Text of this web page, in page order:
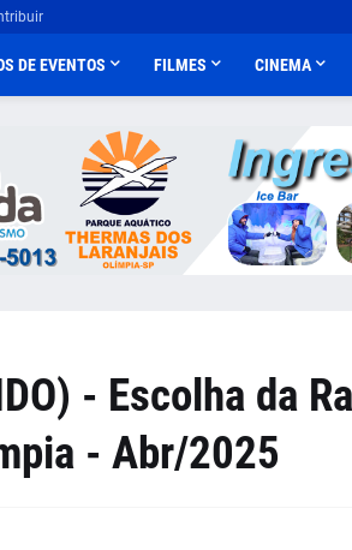
DE EVENTOS FILMES CINEMA
- Escolha da
- Abr/2025